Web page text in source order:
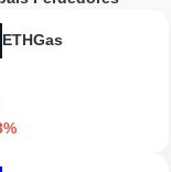
ETHGas